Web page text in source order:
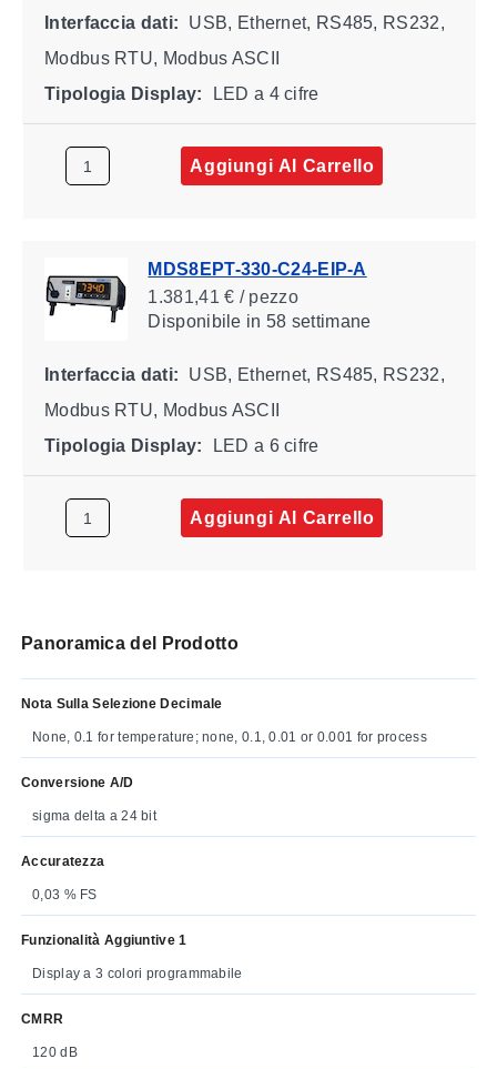
Interfaccia dati:
USB, Ethernet, RS485, RS232,
Modbus RTU, Modbus ASCII
Tipologia Display:
LED a 4 cifre
Aggiungi Al Carrello
MDS8EPT-330-C24-EIP-A
1.381,41 € / pezzo
Disponibile in 58 settimane
Interfaccia dati:
USB, Ethernet, RS485, RS232,
Modbus RTU, Modbus ASCII
Tipologia Display:
LED a 6 cifre
Aggiungi Al Carrello
Panoramica del Prodotto
Nota Sulla Selezione Decimale
None, 0.1 for temperature; none, 0.1, 0.01 or 0.001 for process
Conversione A/D
sigma delta a 24 bit
Accuratezza
0,03 % FS
Funzionalità Aggiuntive 1
Display a 3 colori programmabile
CMRR
120 dB